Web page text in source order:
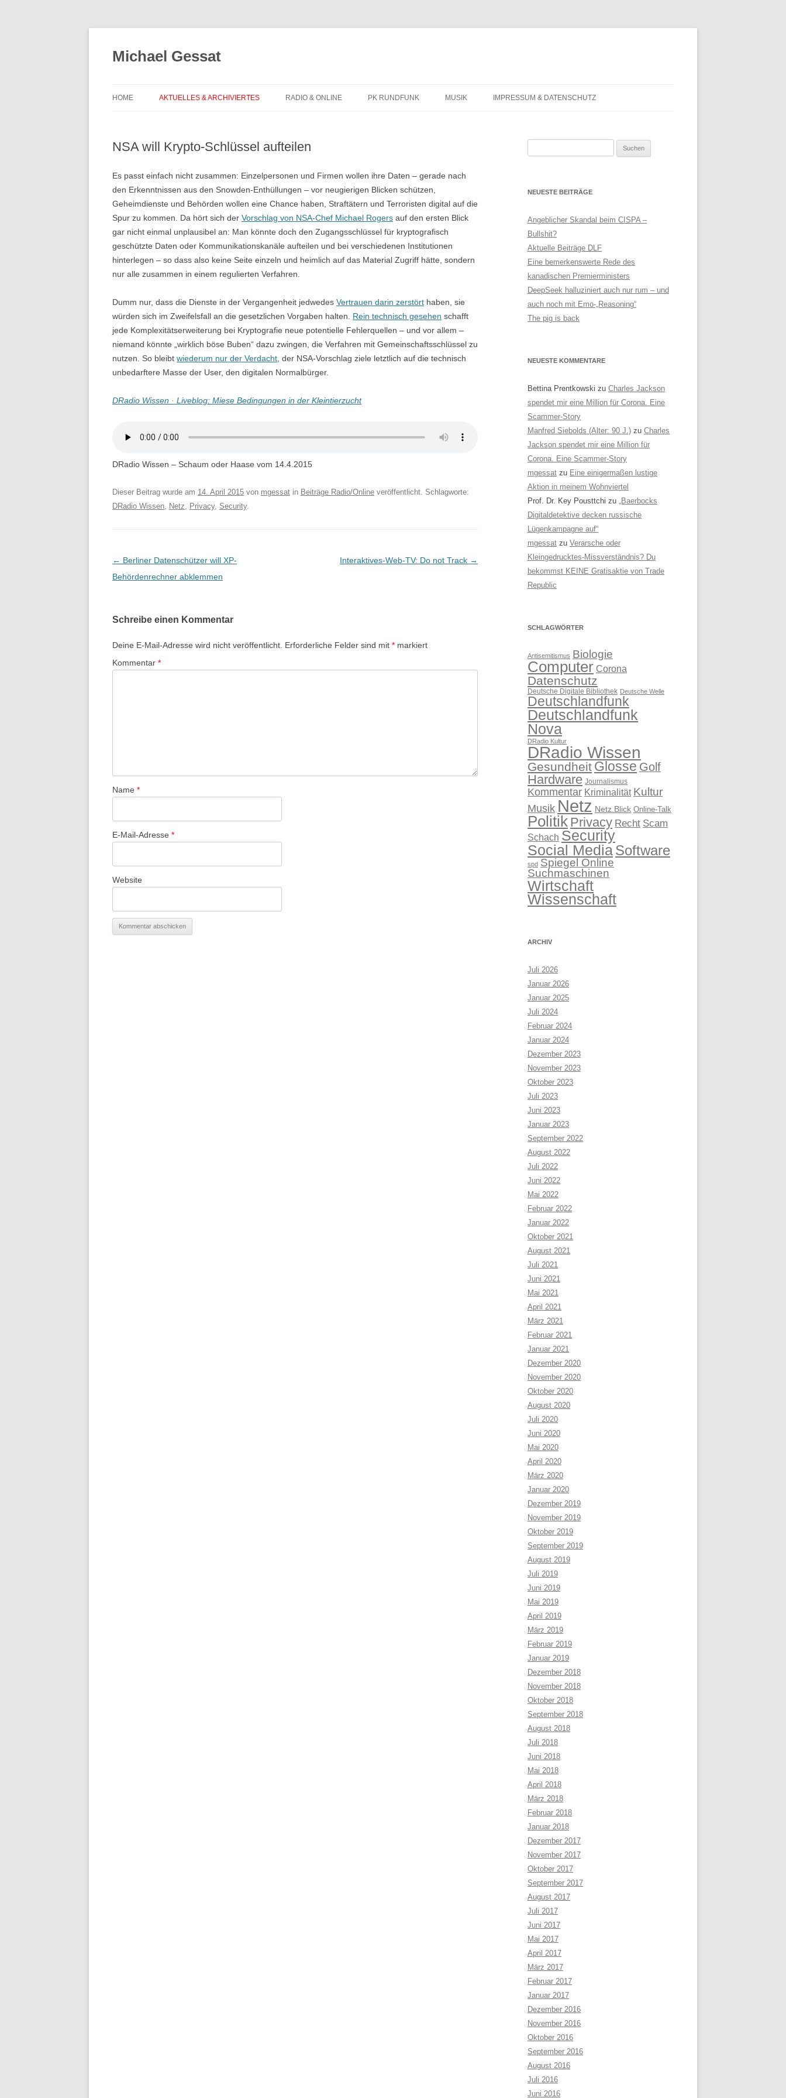
Michael Gessat
Inhalt
HOME AKTUELLES & ARCHIVIERTES RADIO & ONLINE PK RUNDFUNK MUSIK IMPRESSUM & DATENSCHUTZ
NSA will Krypto-Schlüssel aufteilen
Es passt einfach nicht zusammen: Einzelpersonen und Firmen wollen ihre Daten – gerade nach
den Erkenntnissen aus den Snowden-Enthüllungen – vor neugierigen Blicken schützen,
Geheimdienste und Behörden wollen eine Chance haben, Straftätern und Terroristen digital auf die
Spur zu kommen. Da hört sich der Vorschlag von NSA-Chef Michael Rogers auf den ersten Blick
gar nicht einmal unplausibel an: Man könnte doch den Zugangsschlüssel für kryptografisch
geschützte Daten oder Kommunikationskanäle aufteilen und bei verschiedenen Institutionen
hinterlegen – so dass also keine Seite einzeln und heimlich auf das Material Zugriff hätte, sondern
nur alle zusammen in einem regulierten Verfahren.
Dumm nur, dass die Dienste in der Vergangenheit jedwedes Vertrauen darin zerstört haben, sie
würden sich im Zweifelsfall an die gesetzlichen Vorgaben halten. Rein technisch gesehen schafft
jede Komplexitätserweiterung bei Kryptografie neue potentielle Fehlerquellen – und vor allem –
niemand könnte „wirklich böse Buben“ dazu zwingen, die Verfahren mit Gemeinschaftsschlüssel zu
nutzen. So bleibt wiederum nur der Verdacht , der NSA-Vorschlag ziele letztlich auf die technisch
unbedarftere Masse der User, den digitalen Normalbürger.
DRadio Wissen · Liveblog: Miese Bedingungen in der Kleintierzucht
DRadio Wissen – Schaum oder Haase vom 14.4.2015
Dieser Beitrag wurde am 14. April 2015 von mgessat in Beiträge Radio/Online veröffentlicht. Schlagworte:
DRadio Wissen, Netz, Privacy, Security.
Beitragsnavigation
← Berliner Datenschützer will XP-
Behördenrechner abklemmen
Interaktives-Web-TV: Do not Track →
Schreibe einen Kommentar
Deine E-Mail-Adresse wird nicht veröffentlicht. Erforderliche Felder sind mit * markiert
Kommentar *
Name *
E-Mail-Adresse *
Website
NEUESTE BEITRÄGE
Angeblicher Skandal beim CISPA –
Bullshit?
Aktuelle Beiträge DLF
Eine bemerkenswerte Rede des
kanadischen Premierministers
DeepSeek halluziniert auch nur rum – und
auch noch mit Emo-„Reasoning“
The pig is back
NEUESTE KOMMENTARE
Bettina Prentkowski zu Charles Jackson
spendet mir eine Million für Corona. Eine
Scammer-Story
Manfred Siebolds (Alter: 90 J.) zu Charles
Jackson spendet mir eine Million für
Corona. Eine Scammer-Story
mgessat zu Eine einigermaßen lustige
Aktion in meinem Wohnviertel
Prof. Dr. Key Pousttchi zu „Baerbocks
Digitaldetektive decken russische
Lügenkampagne auf“
mgessat zu Verarsche oder
Kleingedrucktes-Missverständnis? Du
bekommst KEINE Gratisaktie von Trade
Republic
SCHLAGWÖRTER
Antisemitismus Biologie
Computer Corona
Datenschutz
Deutsche Digitale Bibliothek Deutsche Welle
Deutschlandfunk
Deutschlandfunk
Nova
DRadio Kultur
DRadio Wissen
Gesundheit Glosse Golf
Hardware Journalismus
Kommentar Kriminalität Kultur
Musik Netz Netz.Blick Online-Talk
Politik Privacy Recht Scam
Schach Security
Social MediaSoftware
spd Spiegel Online
Suchmaschinen
Wirtschaft
Wissenschaft
ARCHIV
Juli 2026
Januar 2026
Januar 2025
Juli 2024
Februar 2024
Januar 2024
Dezember 2023
November 2023
Oktober 2023
Juli 2023
Juni 2023
Januar 2023
September 2022
August 2022
Juli 2022
Juni 2022
Mai 2022
Februar 2022
Januar 2022
Oktober 2021
August 2021
Juli 2021
Juni 2021
Mai 2021
April 2021
März 2021
Februar 2021
Januar 2021
Dezember 2020
November 2020
Oktober 2020
August 2020
Juli 2020
Juni 2020
Mai 2020
April 2020
März 2020
Januar 2020
Dezember 2019
November 2019
Oktober 2019
September 2019
August 2019
Juli 2019
Juni 2019
Mai 2019
April 2019
März 2019
Februar 2019
Januar 2019
Dezember 2018
November 2018
Oktober 2018
September 2018
August 2018
Juli 2018
Juni 2018
Mai 2018
April 2018
März 2018
Februar 2018
Januar 2018
Dezember 2017
November 2017
Oktober 2017
September 2017
August 2017
Juli 2017
Juni 2017
Mai 2017
April 2017
März 2017
Februar 2017
Januar 2017
Dezember 2016
November 2016
Oktober 2016
September 2016
August 2016
Juli 2016
Juni 2016